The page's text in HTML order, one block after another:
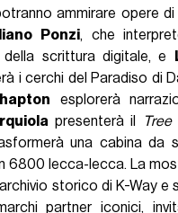
ammirare opere
Ponzi, che
scrittura digitale, e
i cerchi del Paradiso di
esplorerà
presenterà il
una cabina da
6800 lecca-lecca. La
storico di K-Way e
partner iconici,